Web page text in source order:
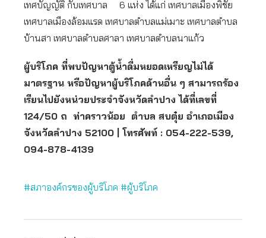
เทศบัญญัติ กับเทศบาล 6 แห่ง ได้แก่ เทศบาลเมืองพิชัย
เทศบาลเมืองล้อมแรด เทศบาลตำบลแม่เมาะ เทศบาลตำบล
บ้านสา เทศบาลตำบลศาลา เทศบาลตำบลนาแก้ว
ผู้บริโภค ที่พบปัญหาตู้น้ำดื่มหยอดเหรียญไม่ได้
มาตรฐาน หรือปัญหาผู้บริโภคด้านอื่น ๆ สามารถร้อง
เรียนไปยังหน่วยประจำจังหวัดลำปาง ได้ที่เลขที่
124/50 ถ ท่าคราวน้อย ตำบล สบตุ๋ย อำเภอเมือง
จังหวัดลำปาง 52100 | โทรศัพท์ : 054-222-539,
094-878-4139
#สภาองค์กรของผู้บริโภค #ผู้บริโภค